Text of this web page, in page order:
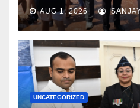
AUG 1, 2026
UNCATEGORIZED